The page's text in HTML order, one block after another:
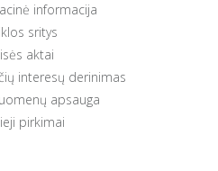
informacija
sritys
aktai
interesų derinimas
apsauga
pirkimai